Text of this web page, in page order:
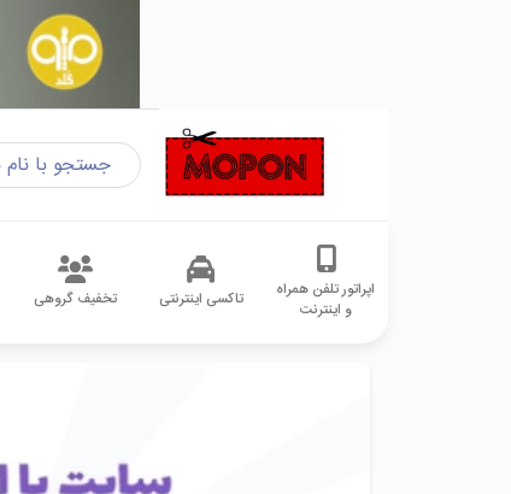
اپراتور تلفن همراه
و اینترنت
تاکسی اینترنتی تخفیف گروهی